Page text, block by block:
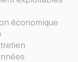
économique